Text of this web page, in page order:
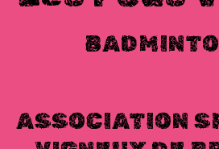
ASSOCIATION